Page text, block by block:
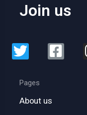
Join us
Pages
About us